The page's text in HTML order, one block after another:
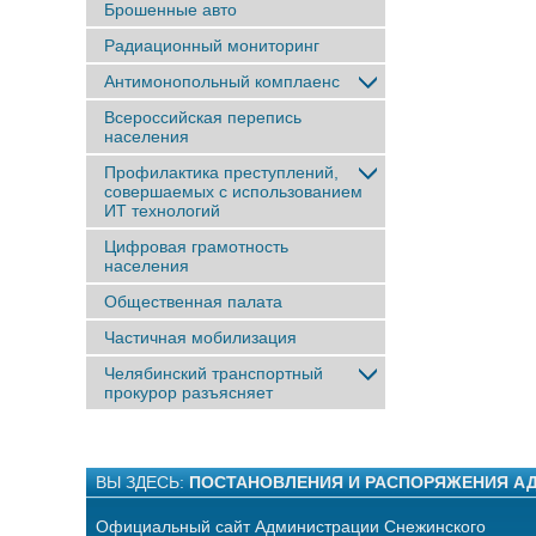
Брошенные авто
Радиационный мониторинг
Антимонопольный комплаенс
Всероссийская перепись
населения
Профилактика преступлений,
совершаемых с использованием
ИТ технологий
Цифровая грамотность
населения
Общественная палата
Частичная мобилизация
Челябинский транспортный
прокурор разъясняет
ВЫ ЗДЕСЬ: ПОСТАНОВЛЕНИЯ И РАСПОРЯЖЕНИЯ
Официальный сайт Администрации Снежинского